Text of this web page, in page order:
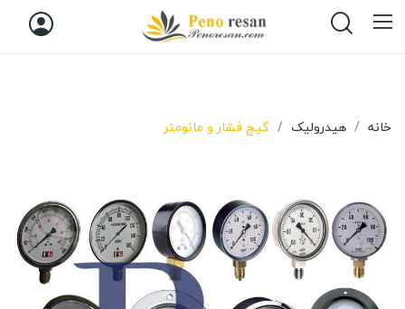
خانه هیدرولیک گیج فشار و مانومتر